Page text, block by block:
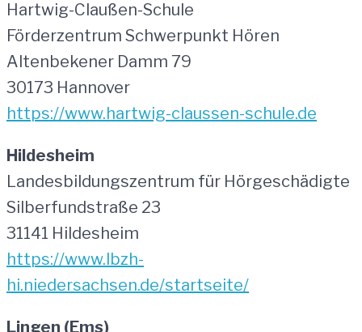
Hartwig-Claußen-Schule
Förderzentrum Schwerpunkt Hören
Altenbekener Damm 79
30173 Hannover
https://www.hartwig-claussen-schule.de
Hildesheim
Landesbildungszentrum für Hörgeschädigte
Silberfundstraße 23
31141 Hildesheim
https://www.lbzh-
hi.niedersachsen.de/startseite/
Lingen (Ems)